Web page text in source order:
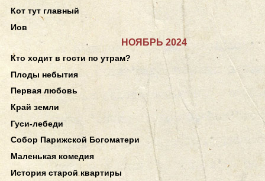
Кот тут главный
Иов
НОЯБРЬ 2024
Кто ходит в гости по утрам?
Плоды небытия
Первая любовь
Край земли
Гуси-лебеди
Собор Парижской Богоматери
Маленькая комедия
История старой квартиры